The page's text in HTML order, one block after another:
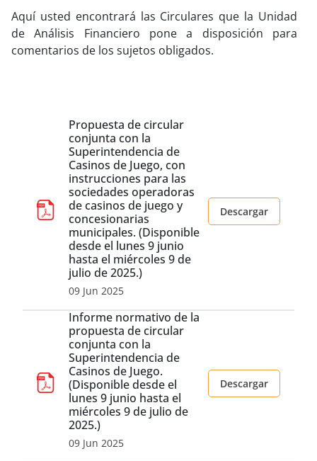
Aquí usted encontrará las Circulares que la Unidad
de Análisis Financiero pone a disposición para
comentarios de los sujetos obligados.
Propuesta de circular
conjunta con la
Superintendencia de
Casinos de Juego, con
instrucciones para las
sociedades operadoras
de casinos de juego y
concesionarias
municipales. (Disponible
desde el lunes 9 junio
hasta el miércoles 9 de
julio de 2025.)
09 Jun 2025
Descargar
Informe normativo de la
propuesta de circular
conjunta con la
Superintendencia de
Casinos de Juego.
(Disponible desde el
lunes 9 junio hasta el
miércoles 9 de julio de
2025.)
09 Jun 2025
Descargar